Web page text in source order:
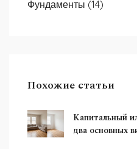
Фундаменты (14)
Похожие статьи
Капитальный
два основных